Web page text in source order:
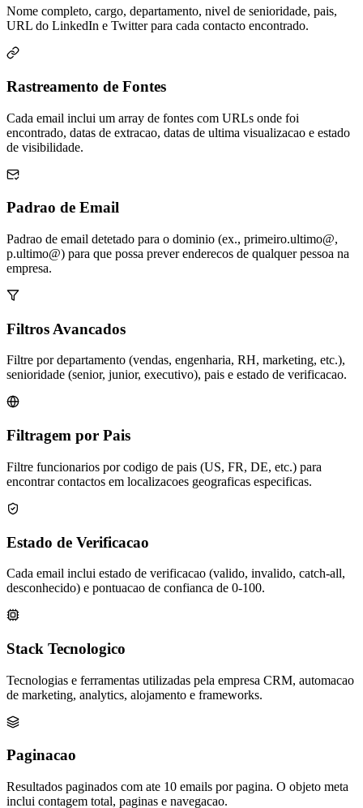
Nome completo, cargo, departamento, nivel de senioridade, pais,
URL do LinkedIn e Twitter para cada contacto encontrado.
Rastreamento de Fontes
Cada email inclui um array de fontes com URLs onde foi
encontrado, datas de extracao, datas de ultima visualizacao e estado
de visibilidade.
Padrao de Email
Padrao de email detetado para o dominio (ex., primeiro.ultimo@,
p.ultimo@) para que possa prever enderecos de qualquer pessoa na
empresa.
Filtros Avancados
Filtre por departamento (vendas, engenharia, RH, marketing, etc.),
senioridade (senior, junior, executivo), pais e estado de verificacao.
Filtragem por Pais
Filtre funcionarios por codigo de pais (US, FR, DE, etc.) para
encontrar contactos em localizacoes geograficas especificas.
Estado de Verificacao
Cada email inclui estado de verificacao (valido, invalido, catch-all,
desconhecido) e pontuacao de confianca de 0-100.
Stack Tecnologico
Tecnologias e ferramentas utilizadas pela empresa CRM, automacao
de marketing, analytics, alojamento e frameworks.
Paginacao
Resultados paginados com ate 10 emails por pagina. O objeto meta
inclui contagem total, paginas e navegacao.